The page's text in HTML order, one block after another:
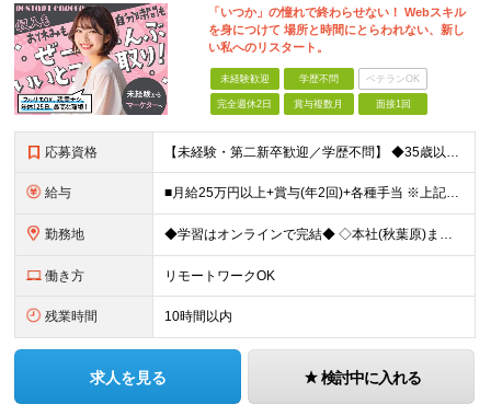
「いつか」の憧れで終わらせない！ Webスキル
を身につけて 場所と時間にとらわれない、新し
い私へのリスタート。
未経験歓迎 学歴不問 ベテランOK
完全週休2日 賞与複数月 面接1回
応募資格 【未経験・第二新卒歓迎／学歴不問】 ◆35歳以下の方（若年層の長期キャリア形成を図るため) ◆お人柄・意欲重視の採用です！ ＜こんな方は大歓迎！＞ ・SNSや動画を見るのが好きで、トレンドに敏感 ・
給与 ■月給25万円以上+賞与(年2回)+各種手当 ※上記給与には、固定残業代（月20時間分／32,400円）、 AIツール支援費（10,000円）が含まれます ※これまでの経験・スキル・前職の給与を考
勤務地 ◆学習はオンラインで完結◆ ◇本社(秋葉原)または一都三県のクライアント先 ※勤務地につきましては、ご相談の上で配属 ＜本社＞ ◇東京都台東区台東1-27-11 やわらぎビル2F └または、東京都
働き方 リモートワークOK
残業時間 10時間以内
求人を見る 検討中に入れる